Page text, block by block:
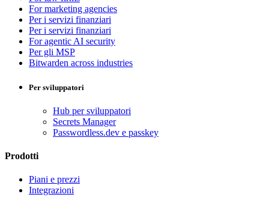
For marketing agencies
Per i servizi finanziari
Per i servizi finanziari
For agentic AI security
Per gli MSP
Bitwarden across industries
Per sviluppatori
Hub per sviluppatori
Secrets Manager
Passwordless.dev e passkey
Prodotti
Piani e prezzi
Integrazioni